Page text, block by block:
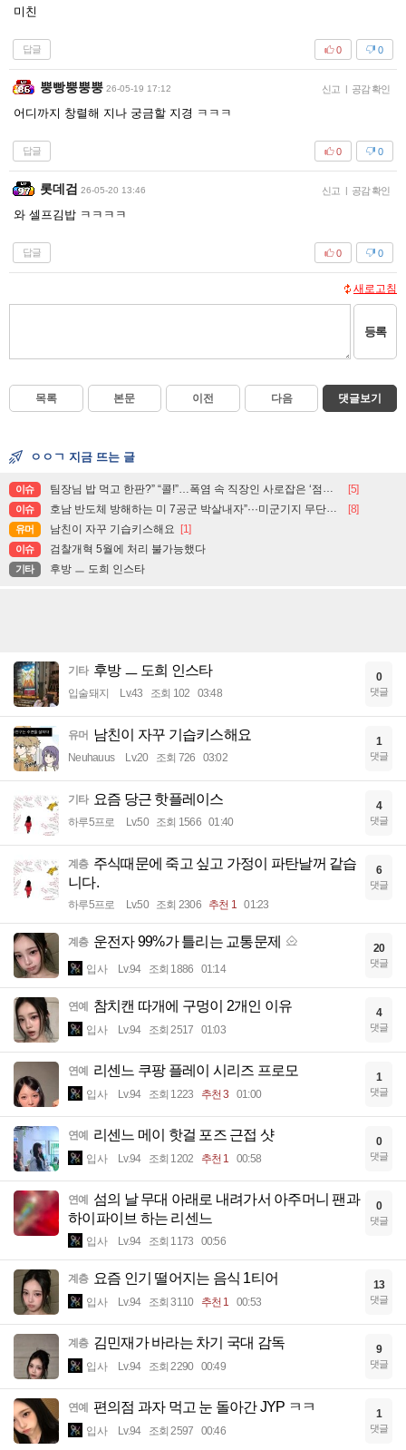
미친
답글 0
0
뿡빵뿡뿡뿡 26-05-19 17:12 신고 공감 확인
어디까지 창렬해 지나 궁금할 지경 ㅋㅋㅋ
답글 0
0
롯데검 26-05-20 13:46 신고 공감 확인
와 셀프김밥 ㅋㅋㅋㅋ
답글 0
0
새로고침
등록
목록 본문 이전 다음 댓글보기
ㅇㅇㄱ 지금 뜨는 글
이슈 팀장님 밥 먹고 한판?” “콜!”…폭염 속 직장인 사로잡은 ‘점심 몰캉스’ [5]
이슈 호남 반도체 방해하는 미 7공군 박살내자”···미군기지 무단침입 대학생단체 회원 3명 구속, 1명은 기각 [8]
유머 남친이 자꾸 기습키스해요 [1]
이슈 검찰개혁 5월에 처리 불가능했다
기타 후방 ㅡ 도희 인스타
기타 후방 ㅡ 도희 인스타
입술돼지 Lv.43 조회 102 03:48
0
댓글
유머 남친이 자꾸 기습키스해요
Neuhauus Lv.20 조회 726 03:02
1
댓글
기타 요즘 당근 핫플레이스
하루5프로 Lv.50 조회 1566 01:40
4
댓글
계층 주식때문에 죽고 싶고 가정이 파탄날꺼 같습
니다.
하루5프로 Lv.50 조회 2306 추천 1 01:23
6
댓글
계층 운전자 99%가 틀리는 교통문제
입사 Lv.94 조회 1886 01:14
20
댓글
연예 참치캔 따개에 구멍이 2개인 이유
입사 Lv.94 조회 2517 01:03
4
댓글
연예 리센느 쿠팡 플레이 시리즈 프로모
입사 Lv.94 조회 1223 추천 3 01:00
1
댓글
연예 리센느 메이 핫걸 포즈 근접 샷
입사 Lv.94 조회 1202 추천 1 00:58
0
댓글
연예
섬의 날 무대 아래로 내려가서 아주머니 팬과
하이파이브 하는 리센느
입사 Lv.94 조회 1173 00:56
0
댓글
계층 요즘 인기 떨어지는 음식 1티어
입사 Lv.94 조회 3110 추천 1 00:53
13
댓글
계층 김민재가 바라는 차기 국대 감독
입사 Lv.94 조회 2290 00:49
9
댓글
연예 편의점 과자 먹고 눈 돌아간 JYP ㅋㅋ
입사 Lv.94 조회 2597 00:46
1
댓글